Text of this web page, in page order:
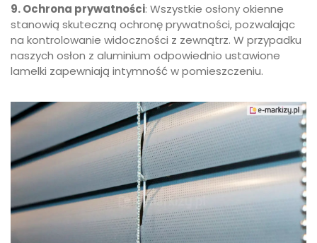
9. Ochrona prywatności: Wszystkie osłony okienne
stanowią skuteczną ochronę prywatności, pozwalając
na kontrolowanie widoczności z zewnątrz. W przypadku
naszych osłon z aluminium odpowiednio ustawione
lamelki zapewniają intymność w pomieszczeniu.